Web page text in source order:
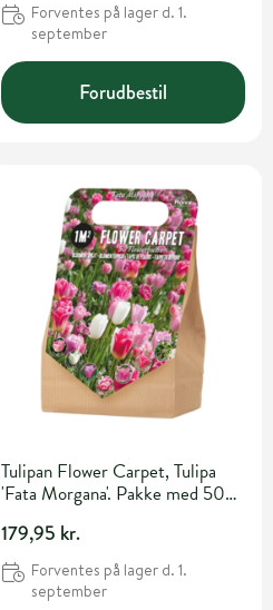
Forventes på lager d. 1.
september
Forudbestil
Tulipan Flower Carpet, Tulipa
'Fata Morgana'. Pakke med 50
179,95 kr.
Forventes på lager d. 1.
september